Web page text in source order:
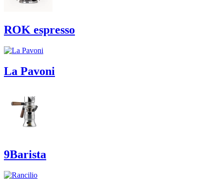
ROK espresso
La Pavoni
9Barista